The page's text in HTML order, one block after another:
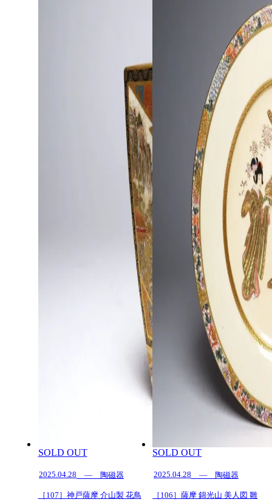
SOLD OUT
2025.04.28 — 陶磁器
［107］神戸薩摩 介山製 花鳥
SOLD OUT
2025.04.28 — 陶磁器
［106］薩摩 錦光山 美人図 雛